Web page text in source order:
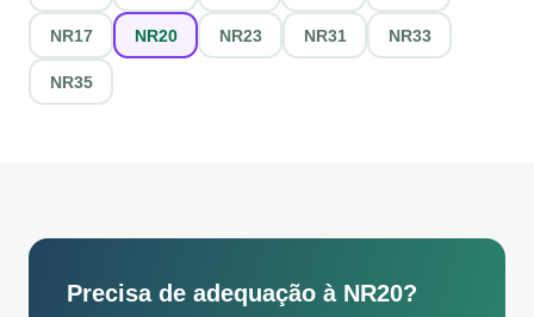
NR17 NR20 NR23 NR31 NR33
NR35
Precisa de adequação à NR20?